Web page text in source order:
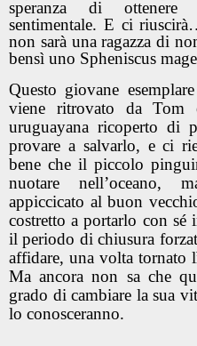
speranza di ottenere
sentimentale. E ci
non sarà una ragazza di
bensì uno Spheniscus
Questo giovane
viene ritrovato da Tom
uruguayana ricoperto di
provare a salvarlo, e ci
bene che il piccolo
nuotare nell’oceano,
appiccicato al buon
costretto a portarlo con
il periodo di chiusura
affidare, una volta
Ma ancora non sa che
grado di cambiare la sua
lo conosceranno.